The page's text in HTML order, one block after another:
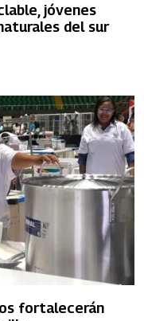
jóvenes
del sur
fortalecerán